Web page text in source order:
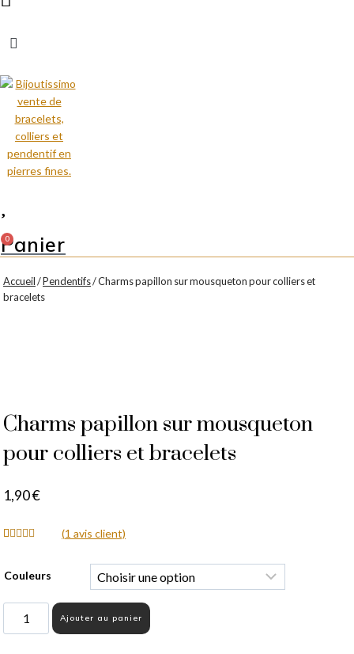
0
Panier
Accueil/Pendentifs/ Charms papillon sur mousqueton pour colliers et
bracelets
Charms papillon sur mousqueton
pour colliers et bracelets
1,90€
sur notation
client
(1 avis client)
Couleurs
Ajouter au panier